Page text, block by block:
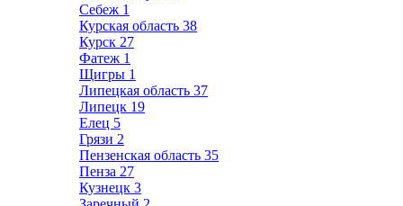
Себеж 1
Курская область 38
Курск 27
Фатеж 1
Щигры 1
Липецкая область 37
Липецк 19
Елец 5
Грязи 2
Пензенская область 35
Пенза 27
Кузнецк 3